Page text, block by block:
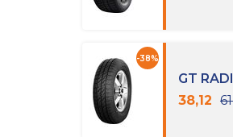
-38%
GT
38,12